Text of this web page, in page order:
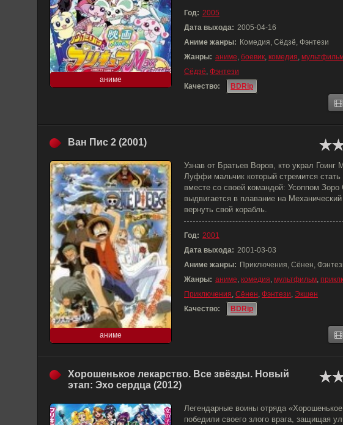
аниме
Год: 2005
Дата выхода: 2005-04-16
Аниме жанры: Комедия, Сёдзё, Фэнтези
Жанры: аниме, боевик, комедия,
Сёдзё, Фэнтези
Качество:
BDRip
Ван Пис 2 (2001)
аниме
Узнав от Братьев Воров, кто украл
Луффи мальчик который стремится
вместе со своей командой: Усоппом
выдвигается в плавание на
вернуть свой корабль.
Год: 2001
Дата выхода: 2001-03-03
Аниме жанры: Приключения, Сёнен,
Жанры: аниме, комедия, мультфильм,
Приключения, Сёнен, Фэнтези, Экшен
Качество:
BDRip
Хорошенькое лекарство. Все звёзды. Новый
этап: Эхо сердца (2012)
Легендарные воины отряда
победили своего злого врага, защищая